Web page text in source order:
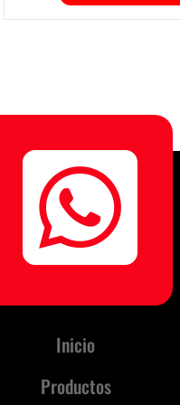
Inicio
Productos